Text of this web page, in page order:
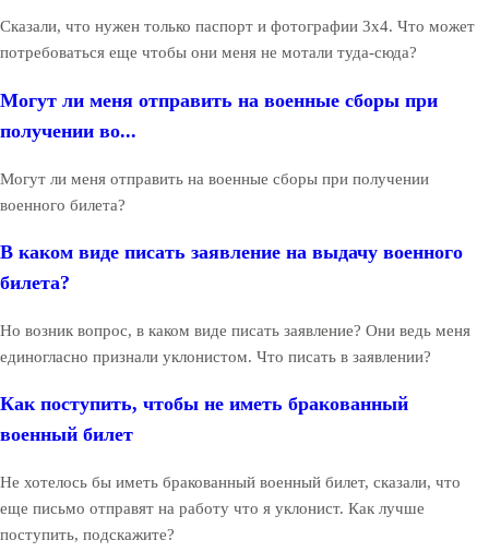
Сказали, что нужен только паспорт и фотографии 3х4. Что может
потребоваться еще чтобы они меня не мотали туда-сюда?
Могут ли меня отправить на военные сборы при
получении во...
Могут ли меня отправить на военные сборы при получении
военного билета?
В каком виде писать заявление на выдачу военного
билета?
Но возник вопрос, в каком виде писать заявление? Они ведь меня
единогласно признали уклонистом. Что писать в заявлении?
Как поступить, чтобы не иметь бракованный
военный билет
Не хотелось бы иметь бракованный военный билет, сказали, что
еще письмо отправят на работу что я уклонист. Как лучше
поступить, подскажите?